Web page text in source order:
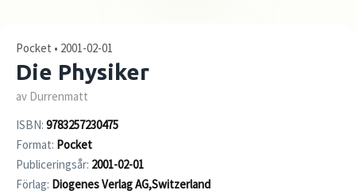
Pocket • 2001-02-01
Die Physiker
av Durrenmatt
ISBN: 9783257230475
Format: Pocket
Publiceringsår: 2001-02-01
Förlag: Diogenes Verlag AG,Switzerland